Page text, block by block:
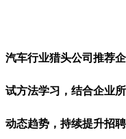
汽车行业猎头公司推荐
试方法学习，结合企业
动态趋势，持续提升招聘